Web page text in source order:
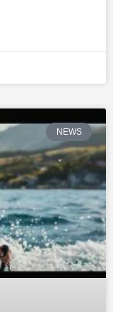
NEWS